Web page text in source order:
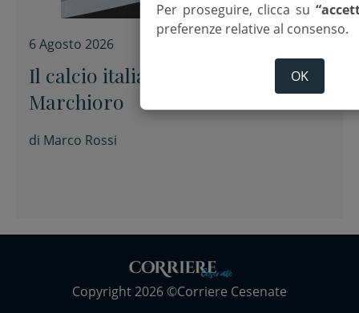
6 Agosto 2026
Il calcio italiano piange Giuseppe
Marchioro
di Marco Rossi
Copyright 2026 ©Corriere Cesenate
Per proseguire, clicca su
preferenze relative al consenso.
OK